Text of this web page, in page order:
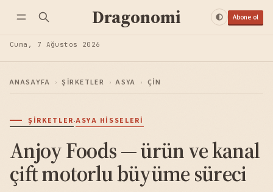
Dragonomi Abone ol
Cuma, 7 Ağustos 2026
ANASAYFA › ŞIRKETLER › ASYA › ÇIN
ŞIRKETLER·ASYA HISSELERI
Anjoy Foods — ürün ve kanal
çift motorlu büyüme süreci